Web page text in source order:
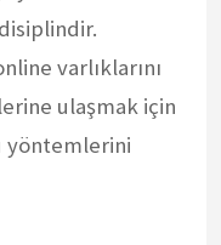
varlıklarını
ulaşmak için
yöntemlerini